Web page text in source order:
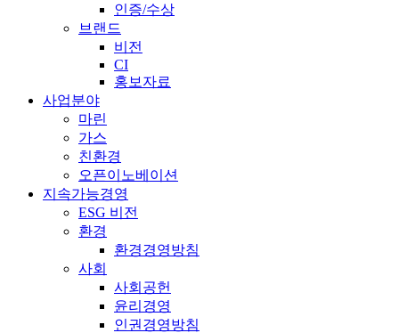
인증/수상
브랜드
비전
CI
홍보자료
사업분야
마린
가스
친환경
오픈이노베이션
지속가능경영
ESG 비전
환경
환경경영방침
사회
사회공헌
윤리경영
인권경영방침